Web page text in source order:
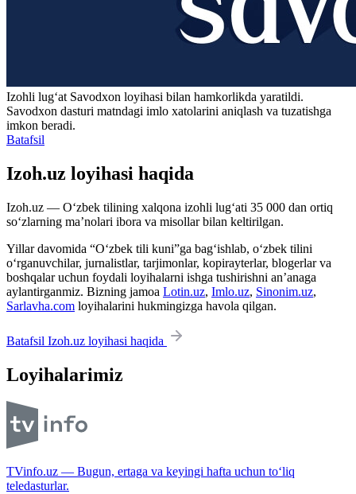
Izohli lugʻat Savodxon loyihasi bilan hamkorlikda yaratildi.
Savodxon dasturi matndagi imlo xatolarini aniqlash va tuzatishga
imkon beradi.
Batafsil
Izoh.uz loyihasi haqida
Izoh.uz — O‘zbek tilining xalqona izohli lug‘ati 35 000 dan ortiq
so‘zlarning ma’nolari ibora va misollar bilan keltirilgan.
Yillar davomida “O‘zbek tili kuni”ga bag‘ishlab, o‘zbek tilini
o‘rganuvchilar, jurnalistlar, tarjimonlar, kopirayterlar, blogerlar va
boshqalar uchun foydali loyihalarni ishga tushirishni an’anaga
aylantirganmiz. Bizning jamoa Lotin.uz, Imlo.uz, Sinonim.uz,
Sarlavha.com loyihalarini hukmingizga havola qilgan.
Batafsil Izoh.uz loyihasi haqida
Loyihalarimiz
TVinfo.uz — Bugun, ertaga va keyingi hafta uchun to‘liq
teledasturlar.